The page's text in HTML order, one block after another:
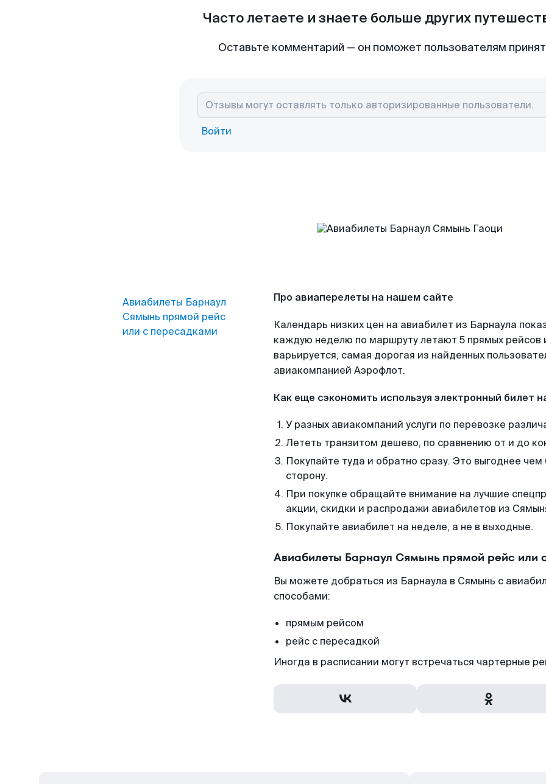
Часто летаете и знаете больше других
Оставьте комментарий — он поможет пользователям
Войти
Авиабилеты Барнаул
Сямынь прямой рейс
или с пересадками
Про авиаперелеты на нашем сайте
Календарь низких цен на авиабилет из Барнаула
каждую неделю по маршруту летают 5 прямых рейсов
варьируется, самая дорогая из найденных
авиакомпанией Аэрофлот.
Как еще сэкономить используя электронный билет
У разных авиакомпаний услуги по перевозке
Лететь транзитом дешево, по сравнению от и до
Покупайте туда и обратно сразу. Это выгоднее
сторону.
При покупке обращайте внимание на лучшие
акции, скидки и распродажи авиабилетов из
Покупайте авиабилет на неделе, а не в выходные.
Авиабилеты Барнаул Сямынь прямой рейс или
Вы можете добраться из Барнаула в Сямынь с
способами:
прямым рейсом
рейс с пересадкой
Иногда в расписании могут встречаться чартерные